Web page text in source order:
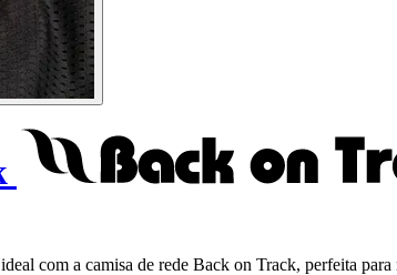
com a camisa de rede Back on Track, perfeita para